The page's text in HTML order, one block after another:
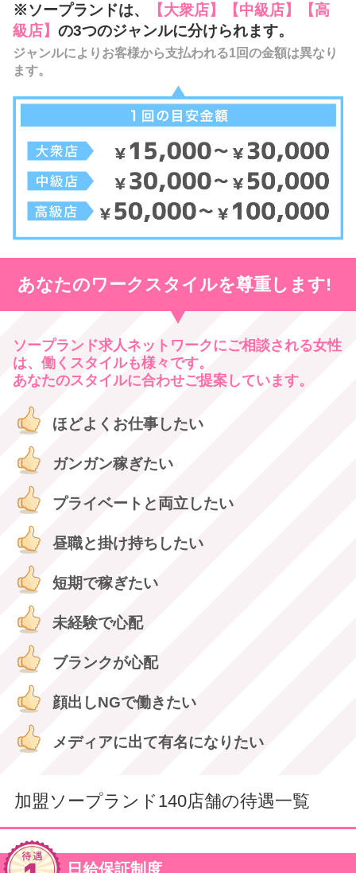
※ソープランドは、
【大衆店】【中級店】【高
級店】 の3つのジャンルに分けられます。
ジャンルによりお客様から支払われる1回の金額は異なり
ます。
あなたのワークスタイルを尊重します!
ソープランド求人ネットワークにご相談される女性
は、働くスタイルも様々です。
あなたのスタイルに合わせご提案しています。
ほどよくお仕事したい
ガンガン稼ぎたい
プライベートと両立したい
昼職と掛け持ちしたい
短期で稼ぎたい
未経験で心配
ブランクが心配
顔出しNGで働きたい
メディアに出て有名になりたい
加盟ソープランド140店舗の待遇一覧
日給保証制度